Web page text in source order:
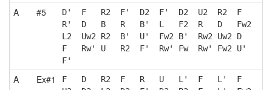
A #5
D'  F   R2  F'  D2  F'  D2  U2  R2  F
R'  D   B   R   B'  L   F2  R   D   Fw2
L2  Uw2 R2  B'  U'  Fw2 B'  Rw2 Uw2 D
F   Rw' U   R2  F'  Rw' Fw  Rw' Fw2 U'
F'
A Ex#1
F   D   R2  F   R   U   L'  F   L'  F